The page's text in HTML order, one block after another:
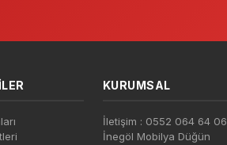
KURUMSAL
İletişim : 0552 064 64 06
İnegöl Mobilya Düğün